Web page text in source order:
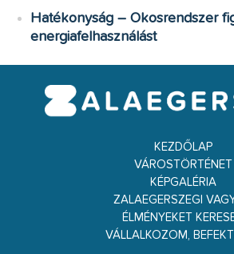
Hatékonyság – Okosrendszer
energiafelhasználást
KEZDŐLAP
VÁROSTÖRTÉNET
KÉPGALÉRIA
ZALAEGERSZEGI
ÉLMÉNYEKET
VÁLLALKOZOM,